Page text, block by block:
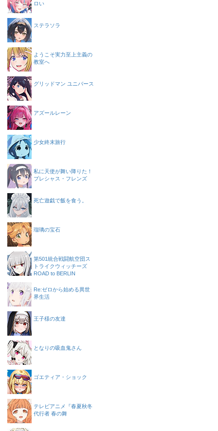
ロい
ステラソラ
ようこそ実力至上主義の
教室へ
グリッドマン ユニバース
アズールレーン
少女終末旅行
私に天使が舞い降りた！
プレシャス・フレンズ
死亡遊戯で飯を食う。
瑠璃の宝石
第501統合戦闘航空団ス
トライクウィッチーズ
ROAD to BERLIN
Re:ゼロから始める異世
界生活
王子様の友達
となりの吸血鬼さん
ゴエティア・ショック
テレビアニメ『春夏秋冬
代行者 春の舞